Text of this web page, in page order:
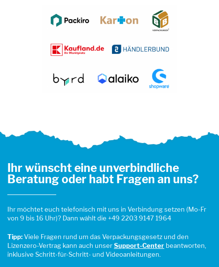
Ihr wünscht eine unverbindliche
Beratung oder habt Fragen an uns?
Ihr möchtet euch telefonisch mit uns in Verbindung setzen (Mo-Fr
von 9 bis 16 Uhr)? Dann wählt die +49 2203 9147 1964
Tipp:Viele Fragen rund um das Verpackungsgesetz und den
Lizenzero-Vertrag kann auch unserSupport-Center beantworten,
inklusive Schritt-für-Schritt- und Videoanleitungen.